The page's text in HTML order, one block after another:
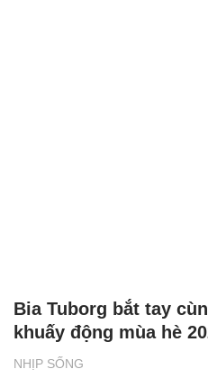
NHỊP SỐNG
Bia Tuborg bắt tay
khuấy động mùa hè